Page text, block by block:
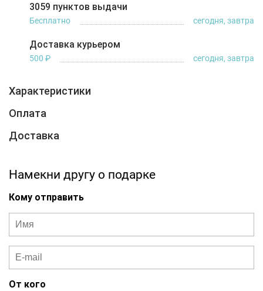
3059 пунктов выдачи
Бесплатно сегодня, завтра
Доставка курьером
500 ₽ сегодня, завтра
Характеристики
Оплата
Доставка
Намекни другу о подарке
Кому отправить
От кого